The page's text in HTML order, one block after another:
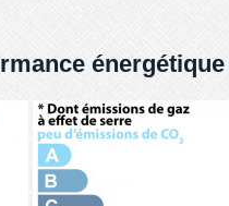
énergétique